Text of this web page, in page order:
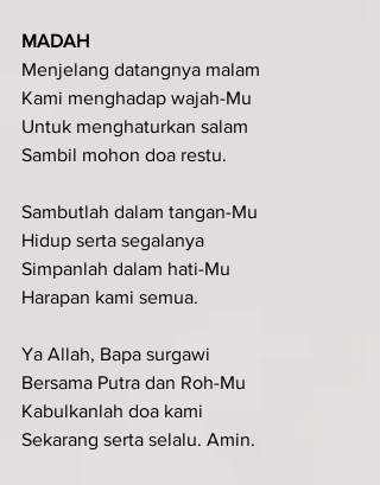
MADAH
Menjelang datangnya malam
Kami menghadap wajah-Mu
Untuk menghaturkan salam
Sambil mohon doa restu.
Sambutlah dalam tangan-Mu
Hidup serta segalanya
Simpanlah dalam hati-Mu
Harapan kami semua.
Ya Allah, Bapa surgawi
Bersama Putra dan Roh-Mu
Kabulkanlah doa kami
Sekarang serta selalu. Amin.